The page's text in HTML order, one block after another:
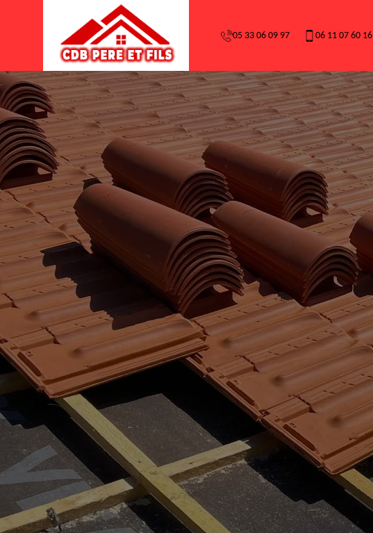
05 33 06 09 97 06 11 07 60 16